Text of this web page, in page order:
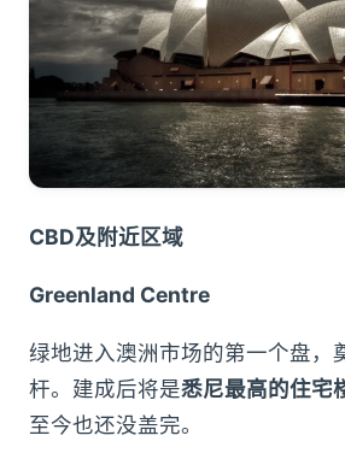
CBD及附近区域
Greenland Centre
绿地进入澳洲市场的第一个盘，
杆。建成后将是悉尼最高的住宅
至今也还没盖完。